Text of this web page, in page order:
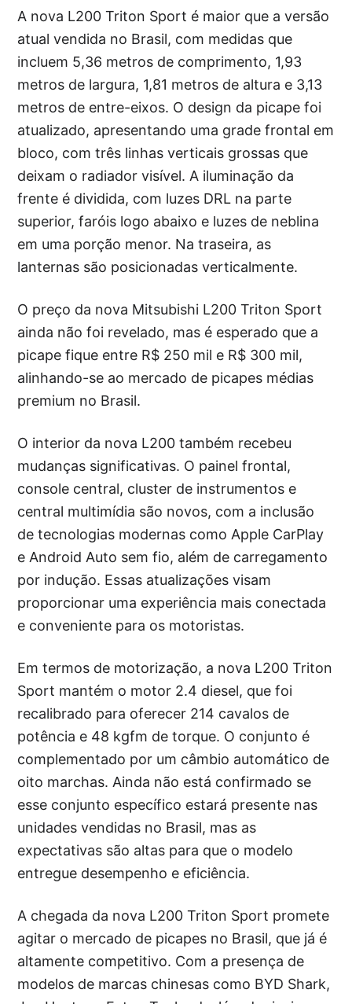
A nova L200 Triton Sport é maior que a versão
atual vendida no Brasil, com medidas que
incluem 5,36 metros de comprimento, 1,93
metros de largura, 1,81 metros de altura e 3,13
metros de entre-eixos. O design da picape foi
atualizado, apresentando uma grade frontal em
bloco, com três linhas verticais grossas que
deixam o radiador visível. A iluminação da
frente é dividida, com luzes DRL na parte
superior, faróis logo abaixo e luzes de neblina
em uma porção menor. Na traseira, as
lanternas são posicionadas verticalmente.
O preço da nova Mitsubishi L200 Triton Sport
ainda não foi revelado, mas é esperado que a
picape fique entre R$ 250 mil e R$ 300 mil,
alinhando-se ao mercado de picapes médias
premium no Brasil.
O interior da nova L200 também recebeu
mudanças significativas. O painel frontal,
console central, cluster de instrumentos e
central multimídia são novos, com a inclusão
de tecnologias modernas como Apple CarPlay
e Android Auto sem fio, além de carregamento
por indução. Essas atualizações visam
proporcionar uma experiência mais conectada
e conveniente para os motoristas.
Em termos de motorização, a nova L200 Triton
Sport mantém o motor 2.4 diesel, que foi
recalibrado para oferecer 214 cavalos de
potência e 48 kgfm de torque. O conjunto é
complementado por um câmbio automático de
oito marchas. Ainda não está confirmado se
esse conjunto específico estará presente nas
unidades vendidas no Brasil, mas as
expectativas são altas para que o modelo
entregue desempenho e eficiência.
A chegada da nova L200 Triton Sport promete
agitar o mercado de picapes no Brasil, que já é
altamente competitivo. Com a presença de
modelos de marcas chinesas como BYD Shark,